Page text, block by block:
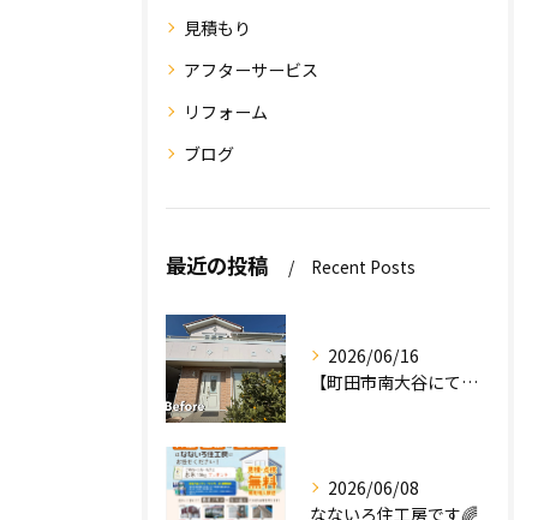
見積もり
アフターサービス
リフォーム
ブログ
最近の投稿 Recent Posts
2026/06/16
【町田市南大谷にて外壁塗装工事完工のお知らせ】
2026/06/08
なないろ住工房です🌈